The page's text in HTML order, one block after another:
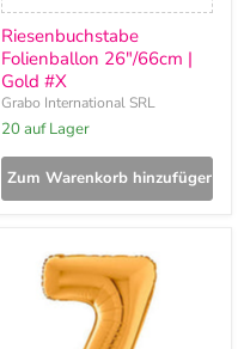
Riesenbuchstabe
Folienballon 26"/66cm |
Gold #X
Grabo International SRL
20 auf Lager
Zum Warenkorb hinzufügen
Riesenbuchstabe
Folienballon
26"/66cm